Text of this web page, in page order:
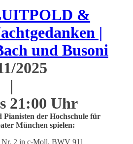
&
|
und Busoni
2025
|
21:00 Uhr
Pianisten der Hochschule für
München spielen:
Nr. 2 in c-Moll, BWV 911